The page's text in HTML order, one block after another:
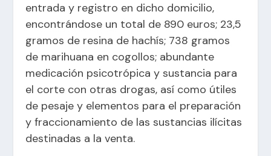
entrada y registro en dicho domicilio,
encontrándose un total de 890 euros; 23,5
gramos de resina de hachís; 738 gramos
de marihuana en cogollos; abundante
medicación psicotrópica y sustancia para
el corte con otras drogas, así como útiles
de pesaje y elementos para el preparación
y fraccionamiento de las sustancias ilícitas
destinadas a la venta.